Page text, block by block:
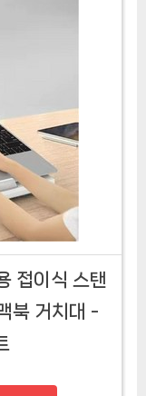
접이식 스탠
북 거치대 -